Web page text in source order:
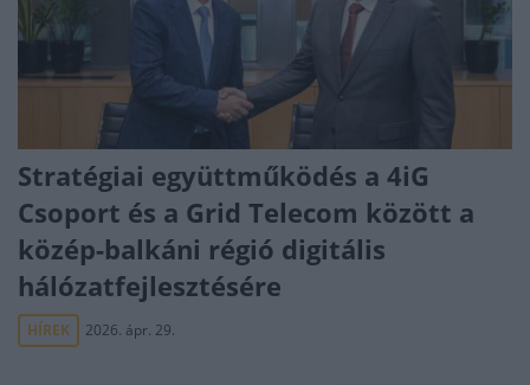
Stratégiai együttműködés a 4iG
Csoport és a Grid Telecom között a
közép-balkáni régió digitális
hálózatfejlesztésére
HÍREK 2026. ápr. 29.